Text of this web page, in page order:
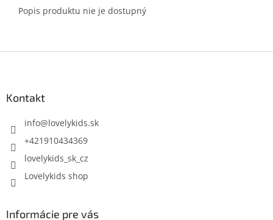
Popis produktu nie je dostupný
Kontakt
info@lovelykids.sk
+421910434369
lovelykids_sk_cz
Lovelykids shop
Informácie pre vás